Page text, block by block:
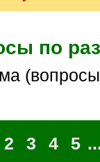
по
2 3 4 5